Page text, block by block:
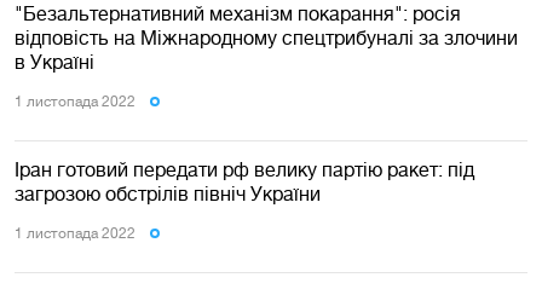
"Безальтернативний механізм покарання": росія
відповість на Міжнародному спецтрибуналі за злочини
в Україні
1 листопада 2022
Іран готовий передати рф велику партію ракет: під
загрозою обстрілів північ України
1 листопада 2022